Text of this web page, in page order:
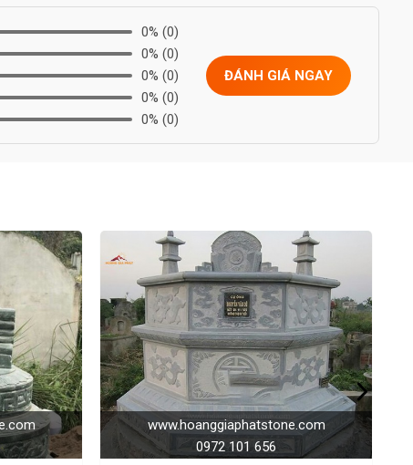
0% (0)
0% (0)
0% (0)
0% (0)
0% (0)
ĐÁNH GIÁ NGAY
656
www.hoanggiaphatstone.com
0972 101 656